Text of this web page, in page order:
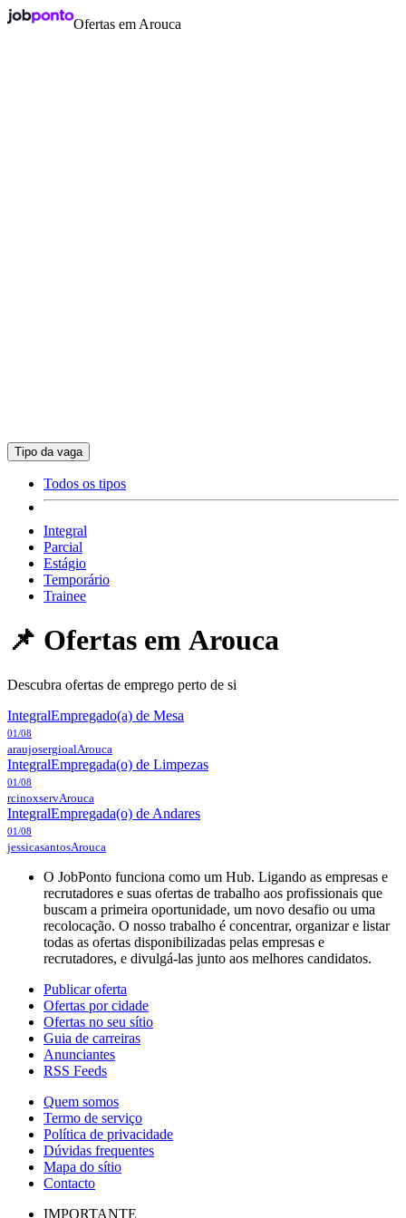
Ofertas em Arouca
Tipo da vaga
Todos os tipos
Integral
Parcial
Estágio
Temporário
Trainee
📌 Ofertas em Arouca
Descubra ofertas de emprego perto de si
IntegralEmpregado(a) de Mesa
01/08
araujosergioalArouca
IntegralEmpregada(o) de Limpezas
01/08
rcinoxservArouca
IntegralEmpregada(o) de Andares
01/08
jessicasantosArouca
O JobPonto funciona como um Hub. Ligando as empresas e
recrutadores e suas ofertas de trabalho aos profissionais que
buscam a primeira oportunidade, um novo desafio ou uma
recolocação. O nosso trabalho é concentrar, organizar e listar
todas as ofertas disponibilizadas pelas empresas e
recrutadores, e divulgá-las junto aos melhores candidatos.
Publicar oferta
Ofertas por cidade
Ofertas no seu sítio
Guia de carreiras
Anunciantes
RSS Feeds
Quem somos
Termo de serviço
Política de privacidade
Dúvidas frequentes
Mapa do sítio
Contacto
IMPORTANTE